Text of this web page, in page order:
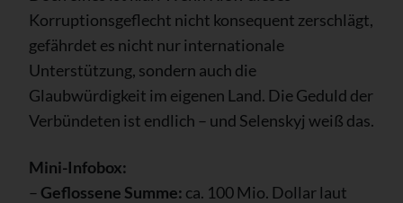
Korruptionsgeflecht nicht konsequent zerschlägt,
gefährdet es nicht nur internationale
Unterstützung, sondern auch die
Glaubwürdigkeit im eigenen Land. Die Geduld der
Verbündeten ist endlich – und Selenskyj weiß das.
Mini-Infobox:
– Geflossene Summe: ca. 100 Mio. Dollar laut